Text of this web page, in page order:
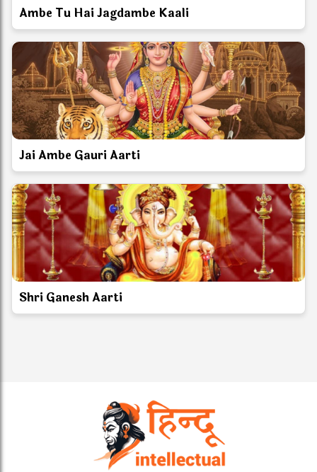
Ambe Tu Hai Jagdambe Kaali
Jai Ambe Gauri Aarti
Shri Ganesh Aarti